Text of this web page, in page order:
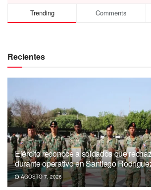
Trending Comments
Recientes
Ejército reconoce a soldados que
durante operativo en Santiago
AGOSTO 7, 2026